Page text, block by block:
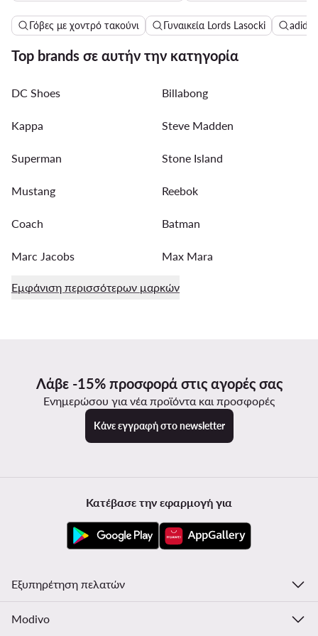
Γόβες με χοντρό τακούνι Γυναικεία Lords Lasocki
Top brands σε αυτήν την κατηγορία
DC Shoes Billabong
Kappa Steve Madden
Superman Stone Island
Mustang Reebok
Coach Batman
Marc Jacobs Max Mara
Εμφάνιση περισσότερων μαρκών
Λάβε -15% προσφορά στις αγορές σας
Ενημερώσου για νέα προϊόντα και προσφορές
Κάνε εγγραφή στο newsletter
Κατέβασε την εφαρμογή για
Εξυπηρέτηση πελατών
Modivo